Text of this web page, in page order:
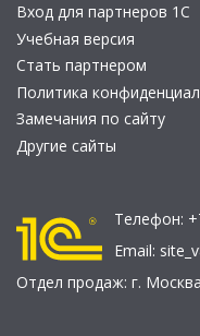
Вход для партнеров 1С
Учебная версия
Стать партнером
Политика
Замечания по сайту
Другие сайты
Телефон:
Email:
Отдел продаж: г. Москва